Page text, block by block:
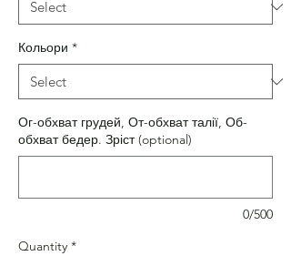
Кольори *
Ог-обхват грудей, От-обхват талії, Об-
обхват бедер. Зріст (optional)
0/500
Quantity *